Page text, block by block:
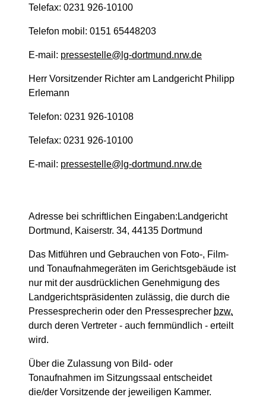
Telefax: 0231 926-10100
Telefon mobil: 0151 65448203
E-mail: pressestelle@lg-dortmund.nrw.de
Herr Vorsitzender Richter am Landgericht Philipp
Erlemann
Telefon: 0231 926-10108
Telefax: 0231 926-10100
E-mail: pressestelle@lg-dortmund.nrw.de
Adresse bei schriftlichen Eingaben:Landgericht
Dortmund, Kaiserstr. 34, 44135 Dortmund
Das Mitführen und Gebrauchen von Foto-, Film-
und Tonaufnahmegeräten im Gerichtsgebäude ist
nur mit der ausdrücklichen Genehmigung des
Landgerichtspräsidenten zulässig, die durch die
Pressesprecherin oder den Pressesprecher bzw.
durch deren Vertreter - auch fernmündlich - erteilt
wird.
Über die Zulassung von Bild- oder
Tonaufnahmen im Sitzungssaal entscheidet
die/der Vorsitzende der jeweiligen Kammer.